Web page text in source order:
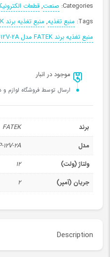
Categories: صنعت,قطعات
Tags: منبع تغذیه, منبع تغذیه برند FATEK
منبع تغذیه برند FATEK مدل ADP-12V-2A
موجود در انبار
ارسال توسط فروشگاه لوازم
برند
FATEK
مدل
12V-2A
ولتاژ (ولت)
12
جریان (آمپر)
2
Description